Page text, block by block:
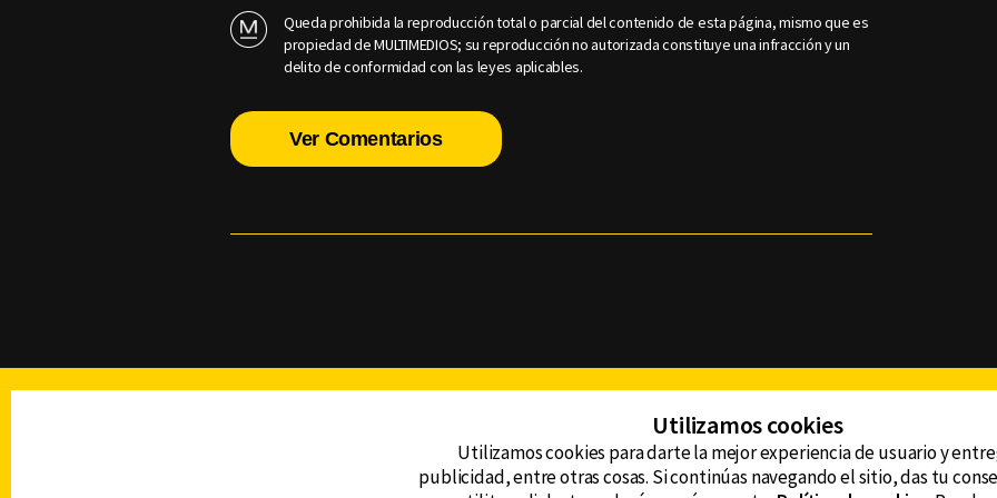
Queda prohibida la reproducción total o parcial del contenido de esta página, mismo que es
propiedad de MULTIMEDIOS; su reproducción no autorizada constituye una infracción y un
delito de conformidad con las leyes aplicables.
Ver Comentarios
DERECHOS RESERVADOS © CANAL 6 2026
CONTACTO
Utilizamos cookies
Utilizamos cookies para darte la mejor experiencia de usuario y
publicidad, entre otras cosas. Si continúas navegando el sitio, das tu